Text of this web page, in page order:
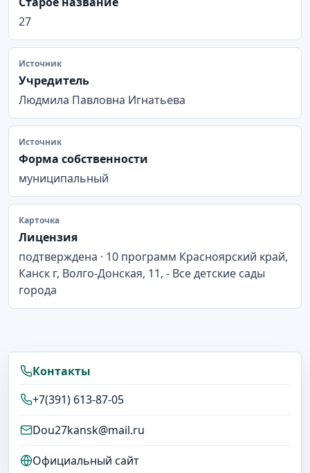
27
Источник
Учредитель
Людмила Павловна Игнатьева
Источник
Форма собственности
муниципальный
Карточка
Лицензия
подтверждена · 10 программ Красноярский край,
Канск г, Волго-Донская, 11, - Все детские сады
города
Контакты
+7(391) 613-87-05
Dou27kansk@mail.ru
Официальный сайт